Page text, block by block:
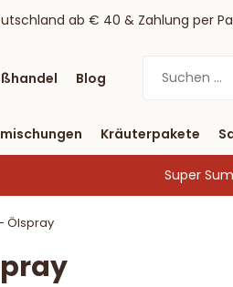
€ 40 & Zahlung per PayPal
Blog
Kräuterpakete
Super
Ölspray